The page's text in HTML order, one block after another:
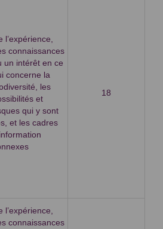
l’expérience,
connaissances
un intérêt en ce
concerne la
les
et
qui y sont
et les cadres
18
l’expérience,
connaissances